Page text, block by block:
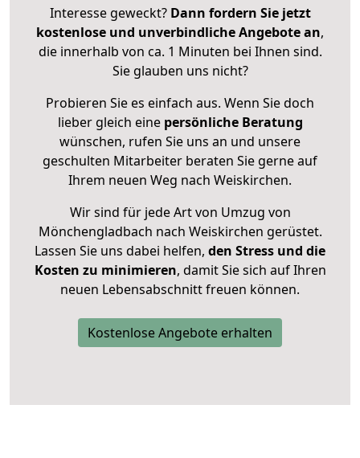
Interesse geweckt? Dann fordern Sie jetzt
kostenlose und unverbindliche Angebote an,
die innerhalb von ca. 1 Minuten bei Ihnen sind.
Sie glauben uns nicht?
Probieren Sie es einfach aus. Wenn Sie doch
lieber gleich eine persönliche Beratung
wünschen, rufen Sie uns an und unsere
geschulten Mitarbeiter beraten Sie gerne auf
Ihrem neuen Weg nach Weiskirchen.
Wir sind für jede Art von Umzug von
Mönchengladbach nach Weiskirchen gerüstet.
Lassen Sie uns dabei helfen, den Stress und die
Kosten zu minimieren, damit Sie sich auf Ihren
neuen Lebensabschnitt freuen können.
Kostenlose Angebote erhalten